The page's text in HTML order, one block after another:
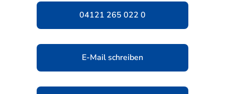
04121 265 022 0
E-Mail schreiben